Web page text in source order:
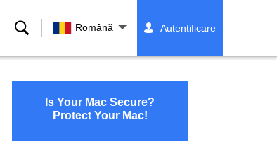
Căutare Română Autentificare
Is Your Mac Secure?
Protect Your Mac!